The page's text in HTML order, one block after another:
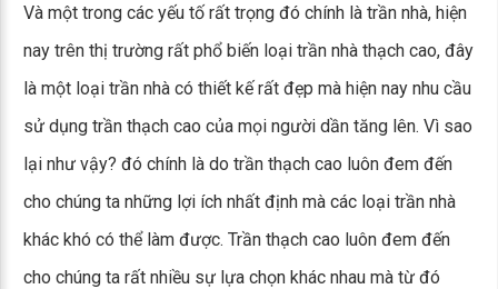
Và một trong các yếu tố rất trọng đó chính là trần nhà, hiện
nay trên thị trường rất phổ biến loại trần nhà thạch cao, đây
là một loại trần nhà có thiết kế rất đẹp mà hiện nay nhu cầu
sử dụng trần thạch cao của mọi người dần tăng lên. Vì sao
lại như vậy? đó chính là do trần thạch cao luôn đem đến
cho chúng ta những lợi ích nhất định mà các loại trần nhà
khác khó có thể làm được. Trần thạch cao luôn đem đến
cho chúng ta rất nhiều sự lựa chọn khác nhau mà từ đó